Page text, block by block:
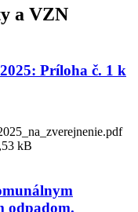
a VZN
Príloha č. 1 k
kB
odpadom.